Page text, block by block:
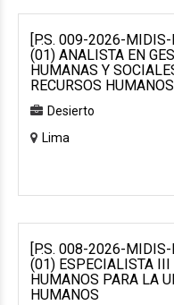
[P.S. 009-2026-
(01) ANALISTA EN
HUMANAS Y
RECURSOS HUMANOS
Desierto
Lima
[P.S. 008-2026-
(01) ESPECIALISTA III
HUMANOS PARA LA
HUMANOS